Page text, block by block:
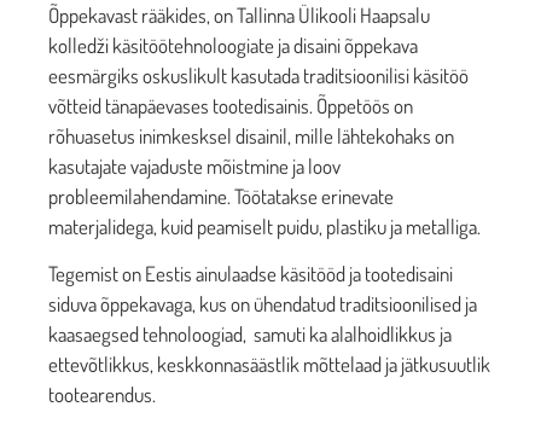
Õppekavast rääkides, on Tallinna Ülikooli Haapsalu
kolledži käsitöötehnoloogiate ja disaini õppekava
eesmärgiks oskuslikult kasutada traditsioonilisi käsitöö
võtteid tänapäevases tootedisainis. Õppetöös on
rõhuasetus inimkesksel disainil, mille lähtekohaks on
kasutajate vajaduste mõistmine ja loov
probleemilahendamine. Töötatakse erinevate
materjalidega, kuid peamiselt puidu, plastiku ja metalliga.
Tegemist on Eestis ainulaadse käsitööd ja tootedisaini
siduva õppekavaga, kus on ühendatud traditsioonilised ja
kaasaegsed tehnoloogiad, samuti ka alalhoidlikkus ja
ettevõtlikkus, keskkonnasäästlik mõttelaad ja jätkusuutlik
tootearendus.